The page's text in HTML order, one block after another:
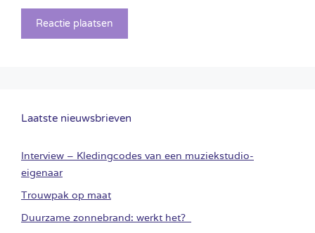
Laatste nieuwsbrieven
Interview – Kledingcodes van een muziekstudio-
eigenaar
Trouwpak op maat
Duurzame zonnebrand: werkt het?